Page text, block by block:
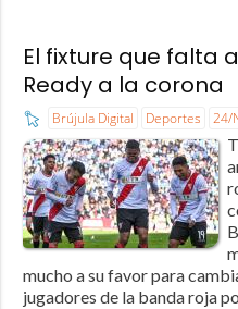
El fixture que falta
Ready a la corona
Brújula Digital Deportes 24/
mucho a su favor para
jugadores de la banda roja